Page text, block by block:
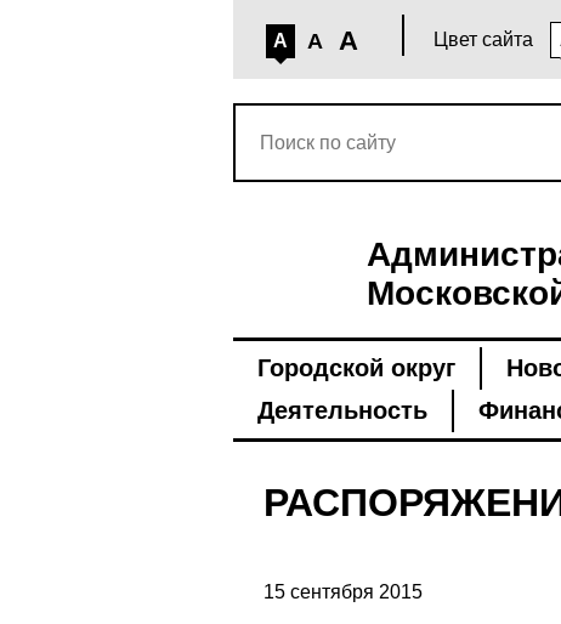
A A A Цвет сайта
Городской округ
Деятельность
15 сентября 2015